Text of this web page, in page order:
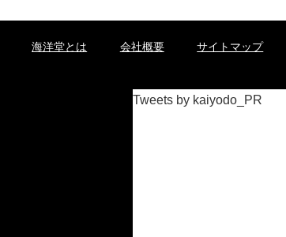
海洋堂とは 会社概要 サイトマップ
Tweets by kaiyodo_PR